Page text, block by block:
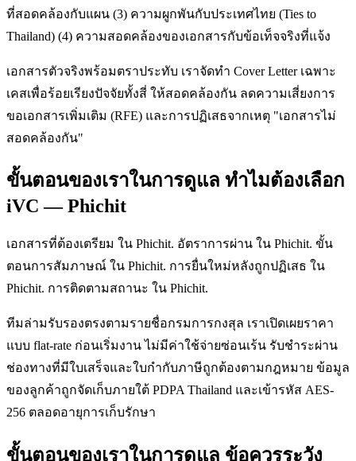
ที่สอดคล้องกับแผน (3) ความผูกพันกับประเทศไทย (Ties to
Thailand) (4) ความสอดคล้องของเอกสารกับข้อเท็จจริงที่แจ้ง
เอกสารตัวจริงพร้อมตราประทับ เราจัดทำ Cover Letter เฉพาะ
เคสเพื่อร้อยเรียงปัจจัยทั้งสี่ ให้สอดคล้องกัน ลดความเสี่ยงการ
ขอเอกสารเพิ่มเติม (RFE) และการปฏิเสธจากเหตุ "เอกสารไม่
สอดคล้องกัน"
ขั้นตอนของเราในการดูแล ทำไมต้องเลือก
iVC — Phichit
เอกสารที่ต้องเตรียม ใน Phichit. อัตราการผ่าน ใน Phichit. ขั้น
ตอนการสัมภาษณ์ ใน Phichit. การยื่นใหม่หลังถูกปฏิเสธ ใน
Phichit. การติดตามสถานะ ใน Phichit.
ทีมล่ามรับรองตรงตามรายชื่อกรมการกงสุล เราเปิดเผยราคา
แบบ flat-rate ก่อนเริ่มงาน ไม่มีค่าใช้จ่ายซ่อนเร้น รับชำระผ่าน
ช่องทางที่มีใบเสร็จและใบกำกับภาษีถูกต้องตามกฎหมาย ข้อมูล
ของลูกค้าถูกจัดเก็บภายใต้ PDPA Thailand และเข้ารหัส AES-
256 ตลอดอายุการเก็บรักษา
ขั้นตอนของเราในการดูแล ข้อควรระวัง